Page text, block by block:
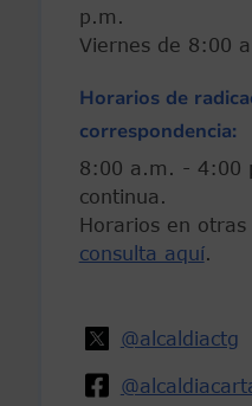
p.m.
Viernes de
Horarios de
correspondencia:
8:00 a.m. - 4:00
continua.
Horarios en otras
consulta aquí
@alcaldiactg